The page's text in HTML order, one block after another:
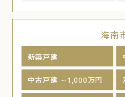
海南
新築戸建
中古戸建 ～1,000万円